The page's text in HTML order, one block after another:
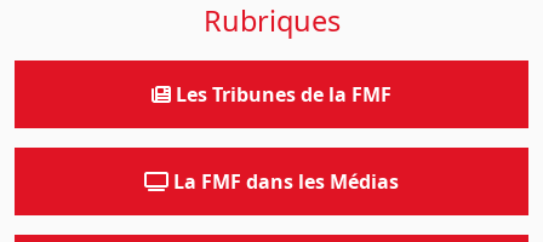
Rubriques
Les Tribunes de la FMF
La FMF dans les Médias